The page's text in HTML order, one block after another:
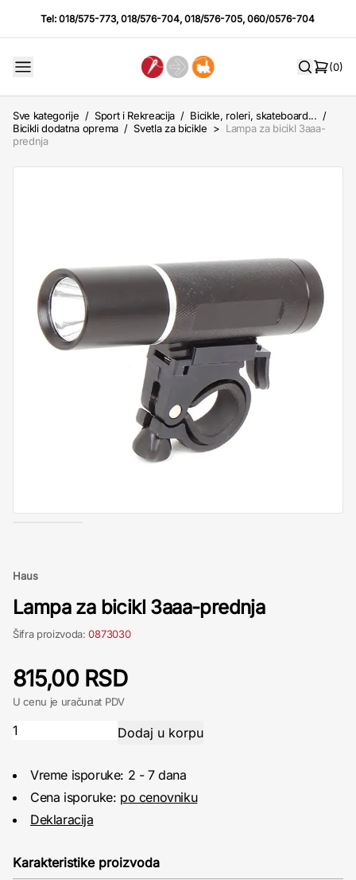
Tel:018/575-773,018/576-704,018/576-705,060/0576-704
(0)
Sve kategorije / Sport i Rekreacija / Bicikle, roleri, skateboard... /
Bicikli dodatna oprema / Svetla za bicikle > Lampa za bicikl 3aaa-
prednja
Haus
Lampa za bicikl 3aaa-prednja
Šifra proizvoda:0873030
815,00 RSD
U cenu je uračunat PDV
Vreme isporuke: 2 - 7 dana
Cena isporuke: po cenovniku
Deklaracija
Karakteristike proizvoda